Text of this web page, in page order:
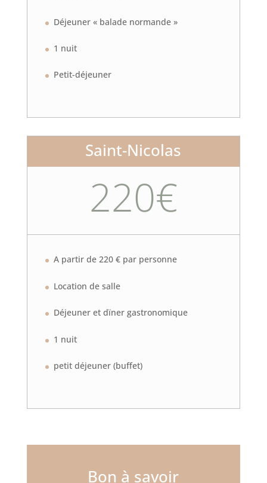
Déjeuner « balade normande »
1 nuit
Petit-déjeuner
Saint-Nicolas
220€
A partir de 220 € par personne
Location de salle
Déjeuner et dïner gastronomique
1 nuit
petit déjeuner (buffet)
Bon à savoir